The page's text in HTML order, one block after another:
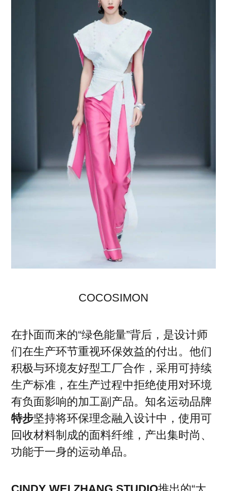
COCOSIMON
在扑面而来的“绿色能量”背后，是设计师
们在生产环节重视环保效益的付出。他们
积极与环境友好型工厂合作，采用可持续
生产标准，在生产过程中拒绝使用对环境
有负面影响的加工副产品。知名运动品牌
特步坚持将环保理念融入设计中，使用可
回收材料制成的面料纤维，产出集时尚、
功能于一身的运动单品。